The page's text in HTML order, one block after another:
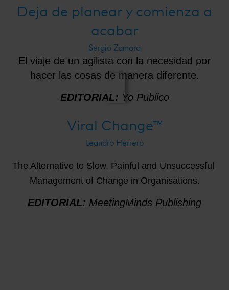
Deja de planear y comienza a
acabar
Sergio Zamora
El viaje de un agilista con la necesidad por
hacer las cosas de manera diferente.
EDITORIAL: Yo Publico
Viral Change™
Leandro Herrero
The Alternative to Slow, Painful and Unsuccessful
Management of Change in Organisations.
EDITORIAL: MeetingMinds Publishing